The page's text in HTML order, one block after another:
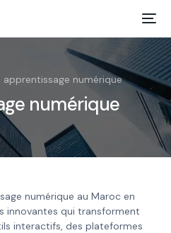
apprentissage numérique
numérique
numérique au Maroc en
innovantes qui transforment
interactifs, des plateformes